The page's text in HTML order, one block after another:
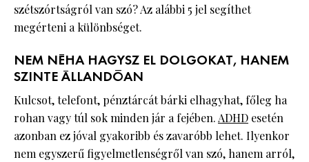
szétszórtságról van szó? Az alábbi 5 jel segíthet
megérteni a különbséget.
NEM NÉHA HAGYSZ EL DOLGOKAT, HANEM
SZINTE ÁLLANDÓAN
Kulcsot, telefont, pénztárcát bárki elhagyhat, főleg ha
rohan vagy túl sok minden jár a fejében.ADHD esetén
azonban ez jóval gyakoribb és zavaróbb lehet. Ilyenkor
nem egyszerű figyelmetlenségről van szó, hanem arról,